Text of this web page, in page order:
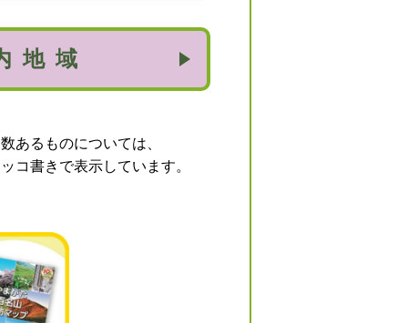
地域
あるものについては、
コ書きで表示しています。